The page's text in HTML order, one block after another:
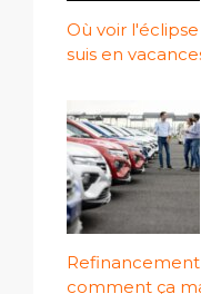
Où voir
suis en
comment ça